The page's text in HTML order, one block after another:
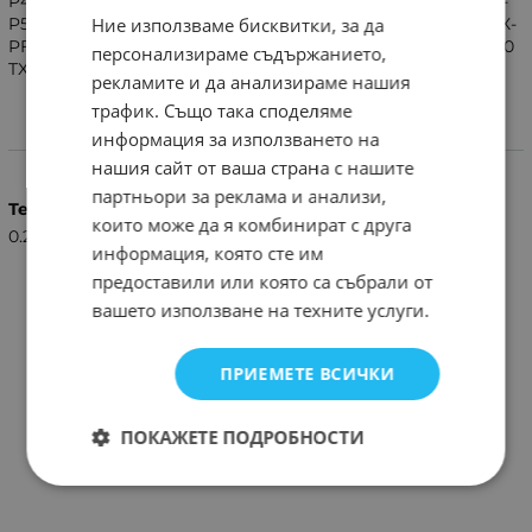
P50V10E TX-P54Z1E TX-PF37X10 TX-PF42G20S TX-PF42S10 TX-
PF42X10 TX-PF46G20S TX-PF46S10 TX-PF50G20S TX-PF50S10
TX-PF50X10
Характеристики
Тегло (кг.)
0.20
Ние използваме бисквитки, за да
персонализираме съдържанието,
рекламите и да анализираме нашия
трафик. Също така споделяме
информация за използването на
нашия сайт от ваша страна с нашите
партньори за реклама и анализи,
които може да я комбинират с друга
информация, която сте им
предоставили или която са събрали от
вашето използване на техните услуги.
ПРИЕМЕТЕ ВСИЧКИ
ПОКАЖЕТЕ ПОДРОБНОСТИ